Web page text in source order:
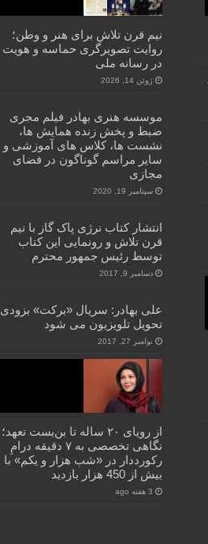
نیم قرن تلاش برای هنر و وطن؛
روایت تصویرگری حماسه و هویت
در رسانه ملی
ژوئن 14, 2026
موسسه هنری بهادر فیلم مجری
ضبط و پخش زنده همایش ها،
نشست ها، کلاس های آموزشی و
سایر مراسم گوناگون در فضای
مجازی
سپتامبر 19, 2020
انتشار کتاب نرژی پاک گاز با نیم
قرن تلاش و رونمایی این کتاب
توسط رئیس جمهور محترم
دسامبر 9, 2017
علی بهادر: سریال «برکت» بزودی
تحویل تلویزیون می شود
نوامبر 27, 2017
از رویای ۲۰ ساله تا بن‌بست تعهد؛
نگاهی تخصصی به ۷ دقیقه درامِ
رکورددار در «شب هزار و یکم» با
بیش از 450 هزار بازدید
3 هفته ago